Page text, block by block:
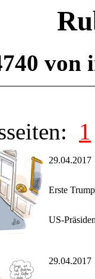
von
1
29.04.2017
Erste
US-
29.04.2017